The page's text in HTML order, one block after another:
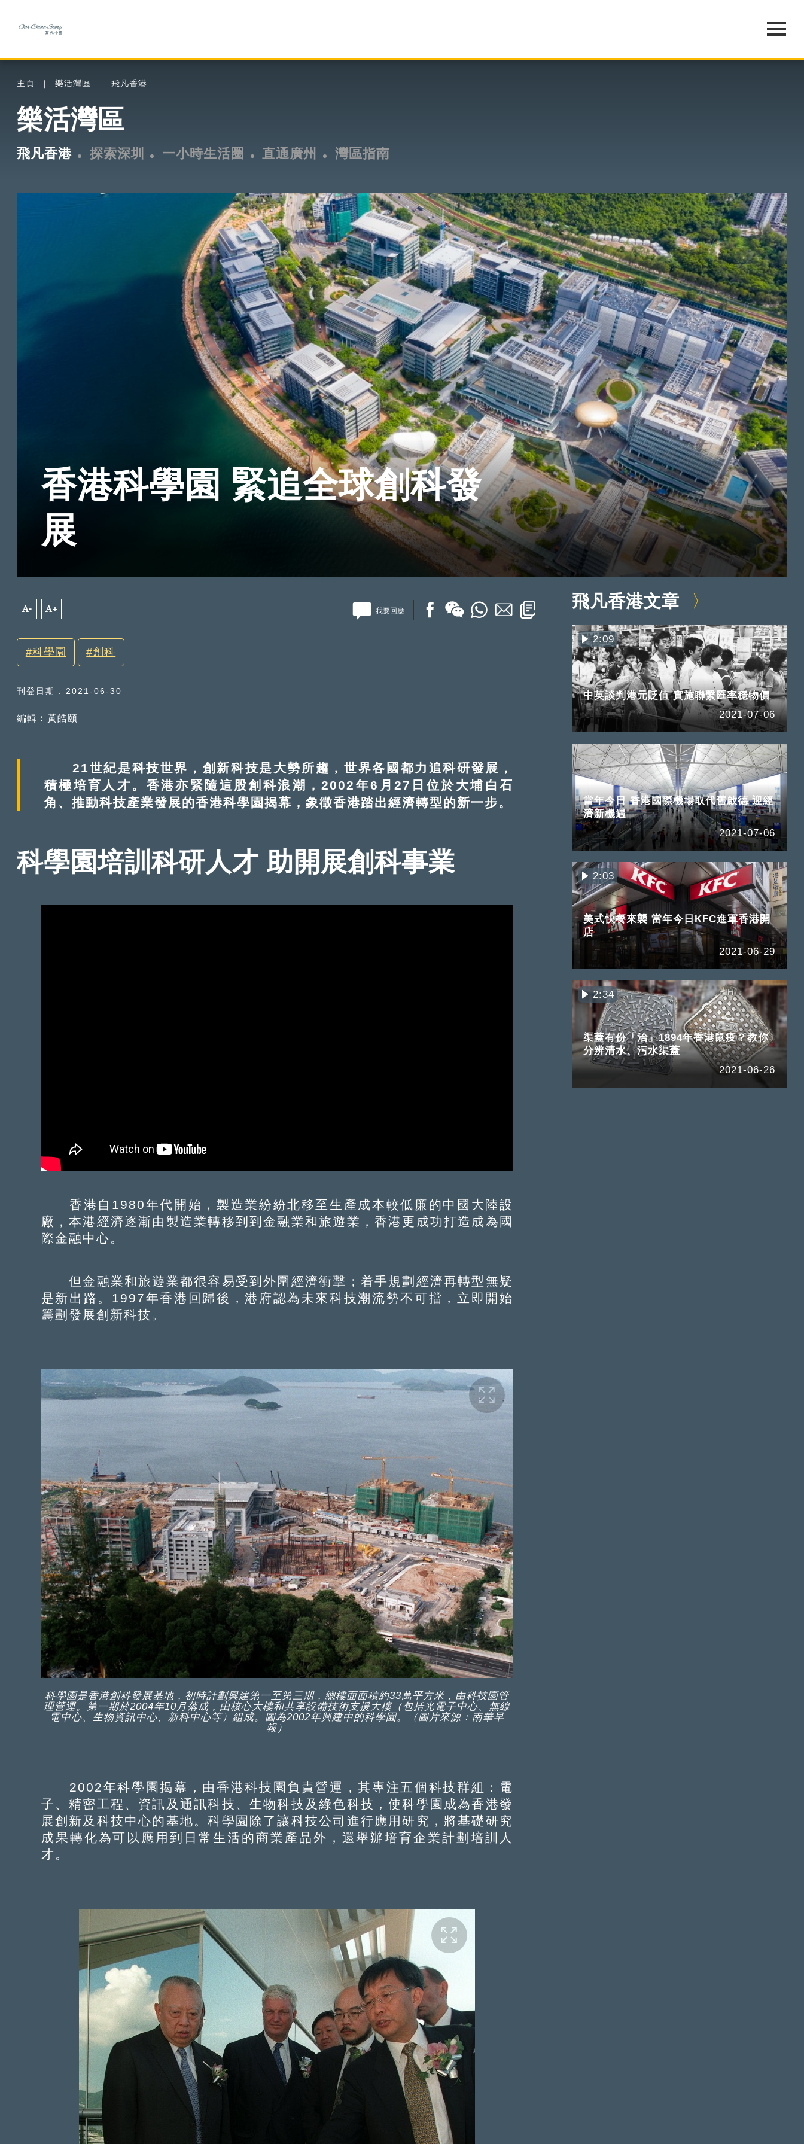
主頁 樂活灣區 飛凡香港
樂活灣區
飛凡香港 探索深圳 一小時生活圈 直通廣州 灣區指南
香港科學園 緊追全球創科發
展
A- A+ 我要回應
科學園 創科
刊登日期 : 2021-06-30
編輯︰黃皓頤
21世紀是科技世界，創新科技是大勢所趨，世界各國都力追科研發展，
積極培育人才。香港亦緊隨這股創科浪潮，2002年6月27日位於大埔白石
角、推動科技產業發展的香港科學園揭幕，象徵香港踏出經濟轉型的新一步。
科學園培訓科研人才 助開展創科事業
香港自1980年代開始，製造業紛紛北移至生產成本較低廉的中國大陸設
廠，本港經濟逐漸由製造業轉移到到金融業和旅遊業，香港更成功打造成為國
際金融中心。
但金融業和旅遊業都很容易受到外圍經濟衝擊；着手規劃經濟再轉型無疑
是新出路。1997年香港回歸後，港府認為未來科技潮流勢不可擋，立即開始
籌劃發展創新科技。
科學園是香港創科發展基地，初時計劃興建第一至第三期，總樓面面積約33萬平方米，由科技園管
理營運。第一期於2004年10月落成，由核心大樓和共享設備技術支援大樓（包括光電子中心、無線
電中心、生物資訊中心、新科中心等）組成。圖為2002年興建中的科學園。（圖片來源：南華早
報）
2002年科學園揭幕，由香港科技園負責營運，其專注五個科技群組：電
子、精密工程、資訊及通訊科技、生物科技及綠色科技，使科學園成為香港發
展創新及科技中心的基地。科學園除了讓科技公司進行應用研究，將基礎研究
成果轉化為可以應用到日常生活的商業產品外，還舉辦培育企業計劃培訓人
才。
飛凡香港文章
2:09
中英談判港元貶值 實施聯繫匯率穩物價
2021-07-06
當年今日 香港國際機場取代舊啟德 迎經
濟新機遇
2021-07-06
2:03
美式快餐來襲 當年今日KFC進軍香港開
店
2021-06-29
2:34
渠蓋有份「治」1894年香港鼠疫？教你
分辨清水、污水渠蓋
2021-06-26